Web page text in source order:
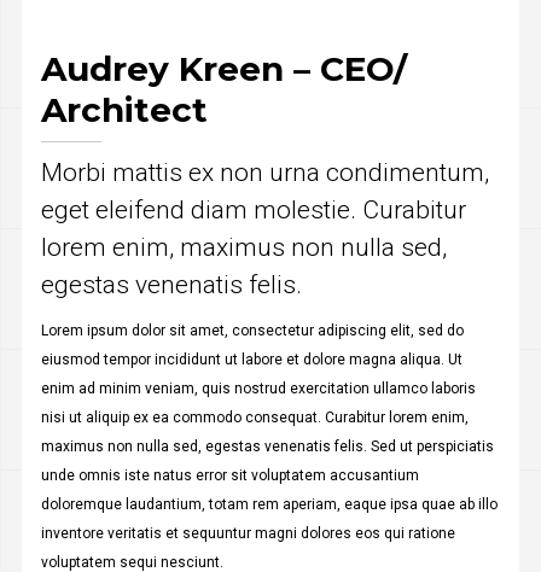
Audrey Kreen – CEO/
Architect
Morbi mattis ex non urna condimentum,
eget eleifend diam molestie. Curabitur
lorem enim, maximus non nulla sed,
egestas venenatis felis.
Lorem ipsum dolor sit amet, consectetur adipiscing elit, sed do
eiusmod tempor incididunt ut labore et dolore magna aliqua. Ut
enim ad minim veniam, quis nostrud exercitation ullamco laboris
nisi ut aliquip ex ea commodo consequat. Curabitur lorem enim,
maximus non nulla sed, egestas venenatis felis. Sed ut perspiciatis
unde omnis iste natus error sit voluptatem accusantium
doloremque laudantium, totam rem aperiam, eaque ipsa quae ab illo
inventore veritatis et sequuntur magni dolores eos qui ratione
voluptatem sequi nesciunt.